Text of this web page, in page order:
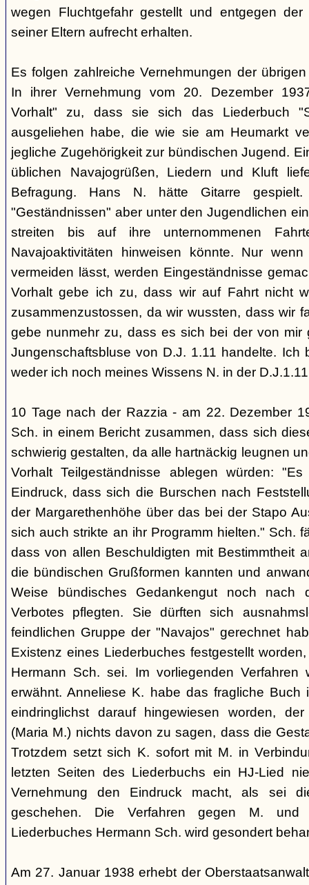
wegen Fluchtgefahr gestellt und entgegen
seiner Eltern aufrecht erhalten.
Es folgen zahlreiche Vernehmungen der
In ihrer Vernehmung vom 20. Dezember
Vorhalt" zu, dass sie sich das Liederbuch
ausgeliehen habe, die wie sie am Heumarkt
jegliche Zugehörigkeit zur bündischen Jugend.
üblichen Navajogrüßen, Liedern und Kluft
Befragung. Hans N. hätte Gitarre
"Geständnissen" aber unter den Jugendlichen
streiten bis auf ihre unternommenen
Navajoaktivitäten hinweisen könnte. Nur
vermeiden lässt, werden Eingeständnisse
Vorhalt gebe ich zu, dass wir auf Fahrt nicht
zusammenzustossen, da wir wussten, dass wir
gebe nunmehr zu, dass es sich bei der von mir
Jungenschaftsbluse von D.J. 1.11 handelte. Ich
weder ich noch meines Wissens N. in der
10 Tage nach der Razzia - am 22. Dezember
Sch. in einem Bericht zusammen, dass sich
schwierig gestalten, da alle hartnäckig leugnen
Vorhalt Teilgeständnisse ablegen würden:
Eindruck, dass sich die Burschen nach
der Margarethenhöhe über das bei der Stapo
sich auch strikte an ihr Programm hielten." Sch.
dass von allen Beschuldigten mit Bestimmtheit
die bündischen Grußformen kannten und
Weise bündisches Gedankengut noch nach
Verbotes pflegten. Sie dürften sich
feindlichen Gruppe der "Navajos" gerechnet
Existenz eines Liederbuches festgestellt
Hermann Sch. sei. Im vorliegenden Verfahren
erwähnt. Anneliese K. habe das fragliche Buch
eindringlichst darauf hingewiesen worden,
(Maria M.) nichts davon zu sagen, dass die
Trotzdem setzt sich K. sofort mit M. in
letzten Seiten des Liederbuchs ein HJ-Lied
Vernehmung den Eindruck macht, als sei
geschehen. Die Verfahren gegen M. und
Liederbuches Hermann Sch. wird gesondert
Am 27. Januar 1938 erhebt der